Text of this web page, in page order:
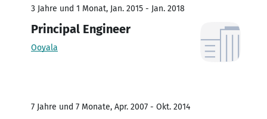
3 Jahre und 1 Monat, Jan. 2015 - Jan. 2018
Principal Engineer
Ooyala
7 Jahre und 7 Monate, Apr. 2007 - Okt. 2014